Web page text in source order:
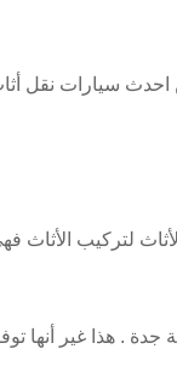
احدث سيارات نقل
لتركيب الأثاث
. هذا غير أنها